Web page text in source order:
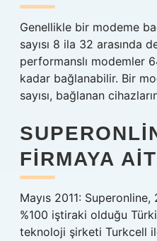
Genellikle bir modeme
sayısı 8 ila 32 arasında
performanslı modemler
kadar bağlanabilir. Bir
sayısı, bağlanan
FIRMAYA
Mayıs 2011: Superonline,
%100 iştiraki olduğu
teknoloji şirketi Turkcell